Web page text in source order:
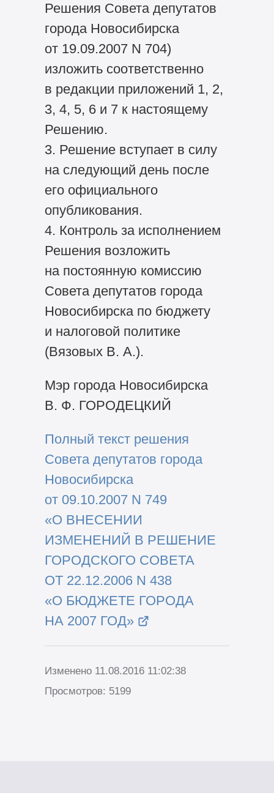
Решения Совета депутатов
города Новосибирска
от 19.09.2007 N 704)
изложить соответственно
в редакции приложений 1, 2,
3, 4, 5, 6 и 7 к настоящему
Решению.
3. Решение вступает в силу
на следующий день после
его официального
опубликования.
4. Контроль за исполнением
Решения возложить
на постоянную комиссию
Совета депутатов города
Новосибирска по бюджету
и налоговой политике
(Вязовых В. А.).
Мэр города Новосибирска
В. Ф. ГОРОДЕЦКИЙ
Полный текст решения
Совета депутатов города
Новосибирска
от 09.10.2007 N 749
«О ВНЕСЕНИИ
ИЗМЕНЕНИЙ В РЕШЕНИЕ
ГОРОДСКОГО СОВЕТА
ОТ 22.12.2006 N 438
«О БЮДЖЕТЕ ГОРОДА
НА 2007 ГОД»
Изменено 11.08.2016 11:02:38
Просмотров: 5199